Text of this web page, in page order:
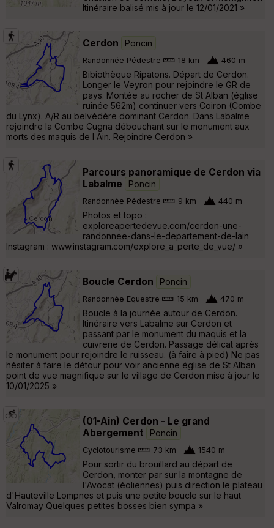
Itinéraire balisé mis à jour le 12/01/2021 »
Cerdon Poncin
Randonnée Pédestre 18 km 460 m
Bibiothèque Ripatons. Départ de Cerdon.
Longer le Veyron pour rejoindre le GR de
pays. Montée au rocher de St Alban (église
ruinée 562m) continuer vers Coiron (Combe
du Lynx). A/R au belvédère dominant Cerdon. Dans Labalme
rejoindre la Combe Cugna débouchant sur le monument aux
morts des maquis de l Ain. Rejoindre Cerdon »
Parcours panoramique de Cerdon via
Labalme
Poncin
Randonnée Pédestre 9 km 440 m
Photos et topo :
exploreapertedevue.com/cerdon-une-
randonnee-dans-le-departement-de-lain
Instagram : www.instagram.com/explore_a_perte_de_vue/ »
Boucle Cerdon Poncin
Randonnée Equestre 15 km 470 m
Boucle à la journée autour de Cerdon.
Itinéraire vers Labalme sur Cerdon et
passant par le monument du maquis et la
cuivrerie de Cerdon. Passage délicat après
le monument pour rejoindre le ruisseau. (à faire à pied) Ne pas
hésiter à faire le détour pour voir ancienne église de St Alban
point de vue magnifique sur le village de Cerdon mise à jour le
10/01/2025 »
(01-Ain) Cerdon - Le grand
Abergement
Poncin
Cyclotourisme 73 km 1540 m
Pour sortir du brouillard au départ de
Cerdon, monter par sur la montagne de
l'Avocat (éoliennes) puis direction le plateau
d'Hauteville Lompnes et puis une petite boucle sur le haut
Valromay Quelques petites bosses bien sympa »